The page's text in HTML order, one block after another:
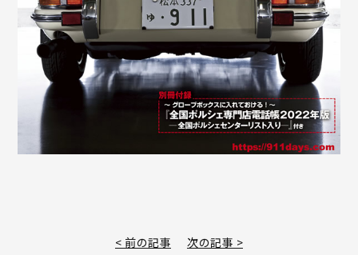
< 前の記事 次の記事 >